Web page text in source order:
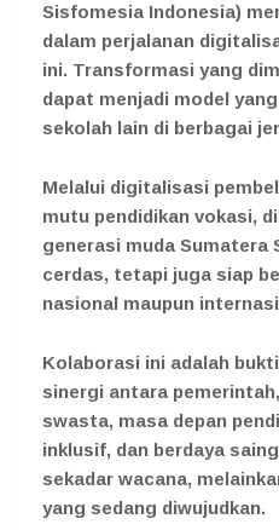
Sisfomesia Indonesia)
dalam perjalanan
ini. Transformasi yang
dapat menjadi model
sekolah lain di berbagai
Melalui digitalisasi
mutu pendidikan vokasi,
generasi muda Sumatera
cerdas, tetapi juga siap
nasional maupun
Kolaborasi ini adalah
sinergi antara
swasta, masa depan
inklusif, dan berdaya
sekadar wacana,
yang sedang diwujudkan.